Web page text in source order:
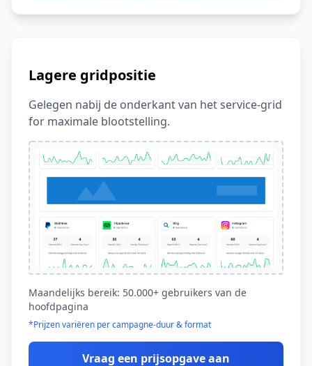
Lagere gridpositie
Gelegen nabij de onderkant van het service-grid
for maximale blootstelling.
Maandelijks bereik: 50.000+ gebruikers van de
hoofdpagina
*Prijzen variëren per campagne-duur & format
Vraag een prijsopgave aan